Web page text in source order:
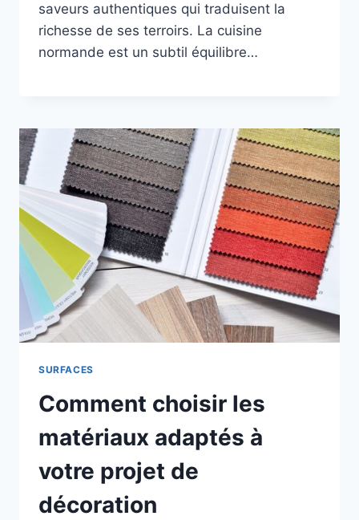
saveurs authentiques qui traduisent la
richesse de ses terroirs. La cuisine
normande est un subtil équilibre…
SURFACES
Comment choisir les
matériaux adaptés à
votre projet de
décoration